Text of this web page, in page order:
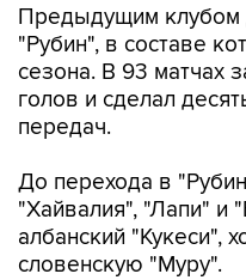
Предыдущим клубом
"Рубин", в составе
сезона. В 93 матчах
голов и сделал
передач.
До перехода в
"Хайвалия", "Лапи" и
албанский "Кукеси",
словенскую "Муру".